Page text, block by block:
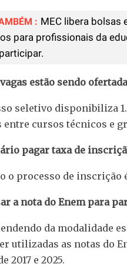
: MEC libera bolsas
para profissionais da
estão sendo
seletivo disponibiliza
entre cursos técnicos e
pagar taxa de
o processo de inscrição
a nota do Enem para
da modalidade
utilizadas as notas do
2017 e 2025.